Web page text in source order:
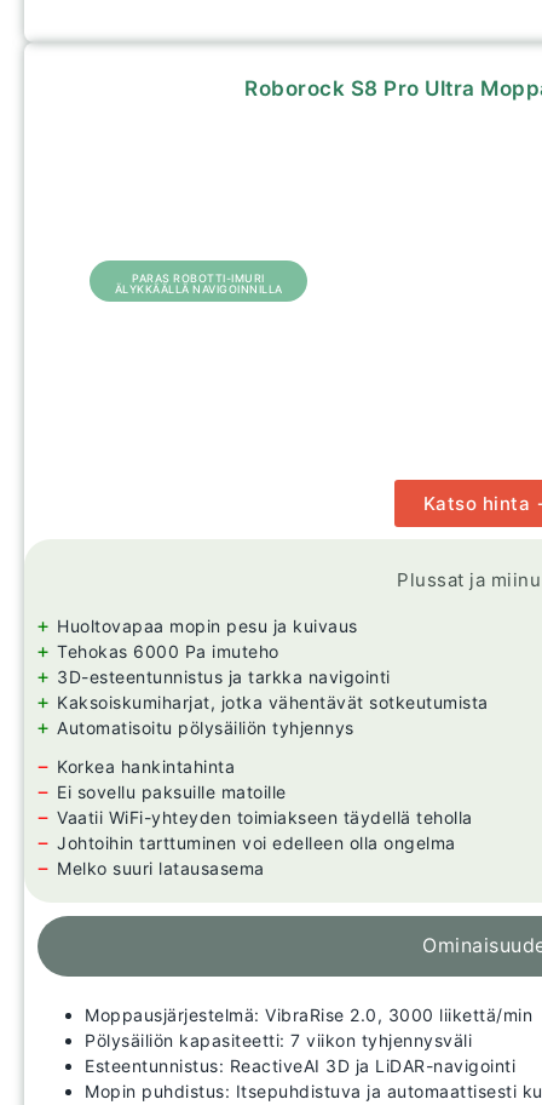
Roborock S8 Pro Ultra
PARAS ROBOTTI-IMURI
ÄLYKKÄÄLLÄ NAVIGOINNILLA
Katso hinta
Plussat ja
+ Huoltovapaa mopin pesu ja kuivaus
+ Tehokas 6000 Pa imuteho
+ 3D-esteentunnistus ja tarkka navigointi
+ Kaksoiskumiharjat, jotka vähentävät sotkeutumista
+ Automatisoitu pölysäiliön tyhjennys
− Korkea hankintahinta
− Ei sovellu paksuille matoille
− Vaatii WiFi-yhteyden toimiakseen täydellä teholla
− Johtoihin tarttuminen voi edelleen olla ongelma
− Melko suuri latausasema
Moppausjärjestelmä: VibraRise 2.0, 3000 liikettä/min
Pölysäiliön kapasiteetti: 7 viikon tyhjennysväli
Esteentunnistus: ReactiveAI 3D ja LiDAR-navigointi
Mopin puhdistus: Itsepuhdistuva ja automaattisesti